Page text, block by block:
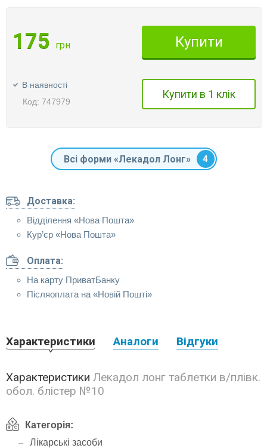
175 грн
В наявності
Код: 747979
Купити
Купити в 1 клік
Всі форми «Лекадол Лонг» 4
Доставка:
Відділення «Нова Пошта»
Кур’єр «Нова Пошта»
Оплата:
На карту ПриватБанку
Післяоплата на «Новій Пошті»
Характеристики Аналоги Відгуки
Характеристики Лекадол лонг таблетки в/плівк.
обол. блістер №10
Категорія:
Лікарські засоби